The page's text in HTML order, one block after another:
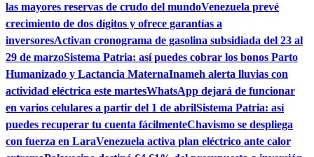
las mayores reservas de crudo del mundoVenezuela prevé
crecimiento de dos dígitos y ofrece garantías a
inversoresActivan cronograma de gasolina subsidiada del 23 al
29 de marzoSistema Patria: así puedes cobrar los bonos Parto
Humanizado y Lactancia MaternaInameh alerta lluvias con
actividad eléctrica este martesWhatsApp dejará de funcionar
en varios celulares a partir del 1 de abrilSistema Patria: así
puedes recuperar tu cuenta fácilmenteChavismo se despliega
con fuerza en LaraVenezuela activa plan eléctrico ante calor